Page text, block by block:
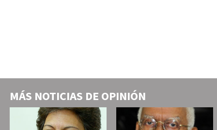
MÁS NOTICIAS DE OPINIÓN